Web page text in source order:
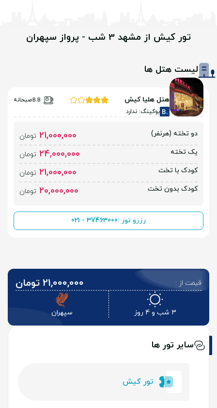
تور کیش از مشهد 3 شب - پرواز سپهران
لیست هتل ها
هتل هلیا کیش
صبحانه
بوکینگ: ندارد
دو تخته (هرنفر) 21,000,000 تومان
یک تخته
24,000,000 تومان
کودک با تخت
21,000,000 تومان
کودک بدون تخت
20,000,000 تومان
رزرو تور :021 - 37463000
قیمت از : 21,000,000 تومان
3 شب و 4 روز سپهران
سایر تور ها
تور کیش